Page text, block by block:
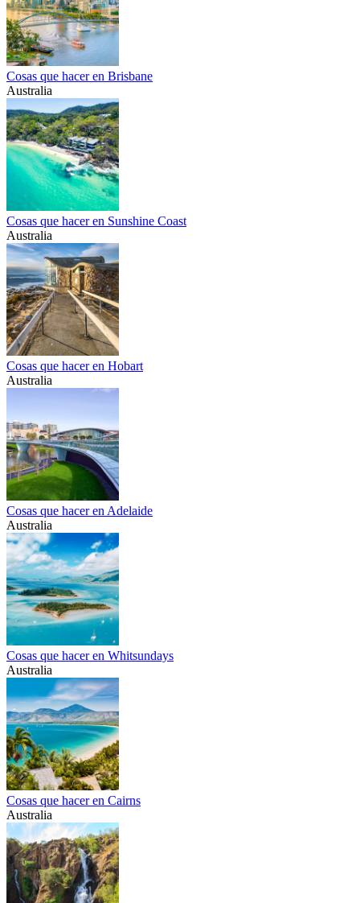
Cosas que hacer en Brisbane
Australia
Cosas que hacer en Sunshine Coast
Australia
Cosas que hacer en Hobart
Australia
Cosas que hacer en Adelaide
Australia
Cosas que hacer en Whitsundays
Australia
Cosas que hacer en Cairns
Australia